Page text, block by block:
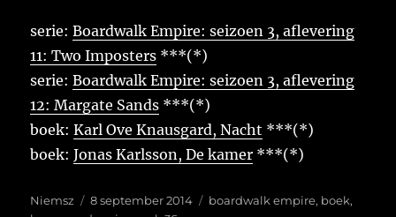
serie:Boardwalk Empire: seizoen 3, aflevering
11: Two Imposters ***(*)
serie:Boardwalk Empire: seizoen 3, aflevering
12: Margate Sands ***(*)
boek:Karl Ove Knausgard, Nacht ***(*)
boek:Jonas Karlsson, De kamer ***(*)
Auteur
Niemsz
Geplaatst
8 september 2014 Tags
boardwalk empire, boek,